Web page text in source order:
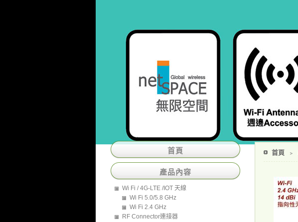
首頁 ﹥
首頁
產品內容
Wi Fi / 4G-LTE /IOT 天線
Wi Fi 5.0/5.8 GHz
Wi Fi 2.4 GHz
RF Connector連接器